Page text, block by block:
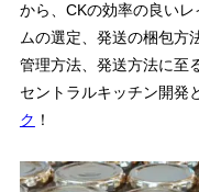
から、CKの効率の良い
ムの選定、発送の梱包方
管理方法、発送方法に至
セントラルキッチン開発
ク ！